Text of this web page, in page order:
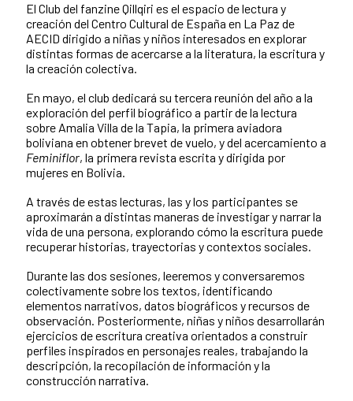
El Club del fanzine Qillqiri es el espacio de lectura y
creación del Centro Cultural de España en La Paz de
AECID dirigido a niñas y niños interesados en explorar
distintas formas de acercarse a la literatura, la escritura y
la creación colectiva.
En mayo, el club dedicará su tercera reunión del año a la
exploración del perfil biográfico a partir de la lectura
sobre Amalia Villa de la Tapia, la primera aviadora
boliviana en obtener brevet de vuelo, y del acercamiento a
Feminiflor, la primera revista escrita y dirigida por
mujeres en Bolivia.
A través de estas lecturas, las y los participantes se
aproximarán a distintas maneras de investigar y narrar la
vida de una persona, explorando cómo la escritura puede
recuperar historias, trayectorias y contextos sociales.
Durante las dos sesiones, leeremos y conversaremos
colectivamente sobre los textos, identificando
elementos narrativos, datos biográficos y recursos de
observación. Posteriormente, niñas y niños desarrollarán
ejercicios de escritura creativa orientados a construir
perfiles inspirados en personajes reales, trabajando la
descripción, la recopilación de información y la
construcción narrativa.